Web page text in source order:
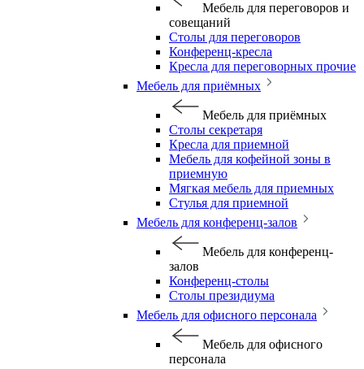
Мебель для переговоров и
совещаний
Столы для переговоров
Конференц-кресла
Кресла для переговорных прочие
Мебель для приёмных
Мебель для приёмных
Столы секретаря
Кресла для приемной
Мебель для кофейной зоны в
приемную
Мягкая мебель для приемных
Стулья для приемной
Мебель для конференц-залов
Мебель для конференц-
залов
Конференц-столы
Столы президиума
Мебель для офисного персонала
Мебель для офисного
персонала